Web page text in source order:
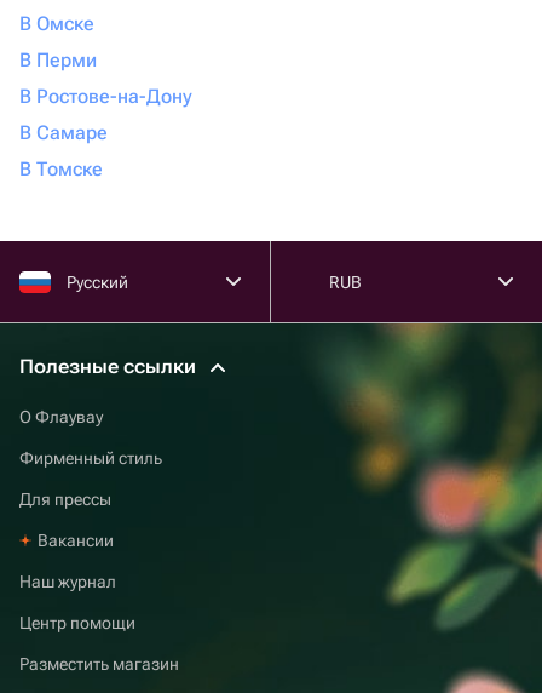
В Омске
В Перми
В Ростове-на-Дону
В Самаре
В Томске
Русский RUB
Полезные ссылки
О Флаувау
Фирменный стиль
Для прессы
Вакансии
Наш журнал
Центр помощи
Разместить магазин